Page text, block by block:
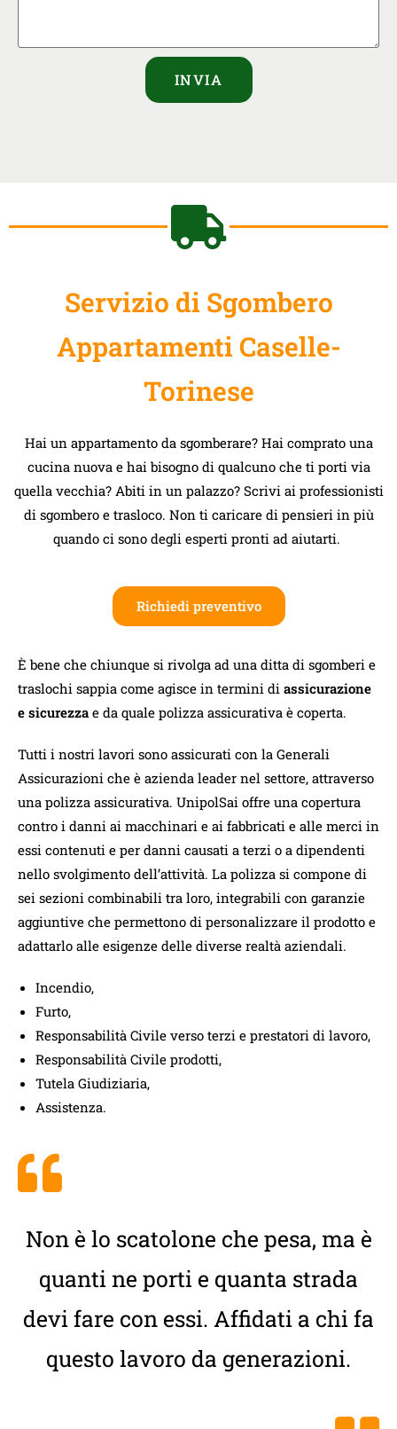
INVIA
Servizio di Sgombero
Appartamenti Caselle-
Torinese
Hai un appartamento da sgomberare? Hai comprato una
cucina nuova e hai bisogno di qualcuno che ti porti via
quella vecchia? Abiti in un palazzo? Scrivi ai professionisti
di sgombero e trasloco. Non ti caricare di pensieri in più
quando ci sono degli esperti pronti ad aiutarti.
Richiedi preventivo
È bene che chiunque si rivolga ad una ditta di sgomberi e
traslochi sappia come agisce in termini di assicurazione
e sicurezza e da quale polizza assicurativa è coperta.
Tutti i nostri lavori sono assicurati con la Generali
Assicurazioni che è azienda leader nel settore, attraverso
una polizza assicurativa. UnipolSai offre una copertura
contro i danni ai macchinari e ai fabbricati e alle merci in
essi contenuti e per danni causati a terzi o a dipendenti
nello svolgimento dell’attività. La polizza si compone di
sei sezioni combinabili tra loro, integrabili con garanzie
aggiuntive che permettono di personalizzare il prodotto e
adattarlo alle esigenze delle diverse realtà aziendali.
Incendio,
Furto,
Responsabilità Civile verso terzi e prestatori di lavoro,
Responsabilità Civile prodotti,
Tutela Giudiziaria,
Assistenza.
Non è lo scatolone che pesa, ma è
quanti ne porti e quanta strada
devi fare con essi. Affidati a chi fa
questo lavoro da generazioni.